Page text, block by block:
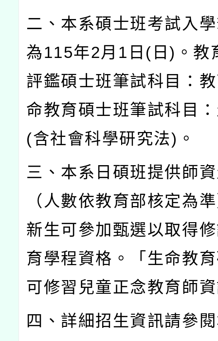
二、本系碩士班考試入
為115年2月 1 日 ( 日) 。
評鑑碩士班筆試科目：
命教育碩士班筆試科目
(含社會科學研究法) 。
三、本系日碩班提供師
（人數依教育部核定為
新生可參加甄選以取得
育學程資格。「生命教
可修習兒童正念教育師
四、詳細招生資訊請參